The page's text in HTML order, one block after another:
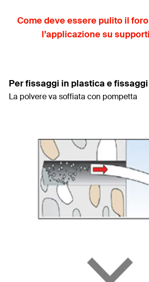
Come deve essere pulito il
l’applicazione su
Per fissaggi in plastica e
La polvere va soffiata con pompetta